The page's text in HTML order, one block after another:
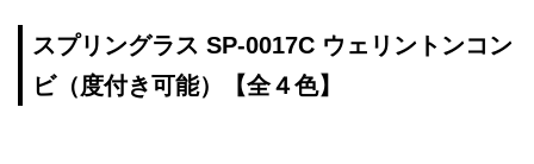
スプリングラス SP-0017C ウェリントンコン
ビ（度付き可能）【全４色】